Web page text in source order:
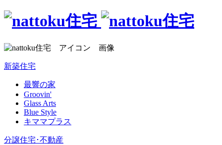
新築住宅
最響の家
Groovin'
Glass Arts
Blue Style
キママプラス
分譲住宅･不動産